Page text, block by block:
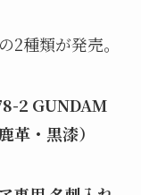
種類が発売。
2 GUNDAM
革・黒漆）